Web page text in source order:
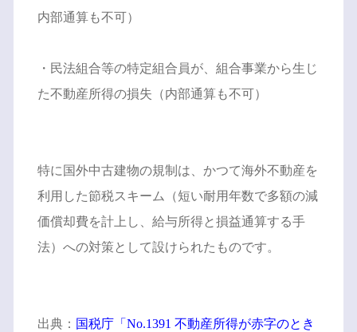
内部通算も不可）
・民法組合等の特定組合員が、組合事業から生じ
た不動産所得の損失（内部通算も不可）
特に国外中古建物の規制は、かつて海外不動産を
利用した節税スキーム（短い耐用年数で多額の減
価償却費を計上し、給与所得と損益通算する手
法）への対策として設けられたものです。
出典： 国税庁「No.1391 不動産所得が赤字のとき